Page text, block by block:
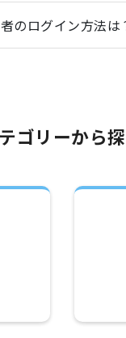
のログイン方法は
ゴリーから